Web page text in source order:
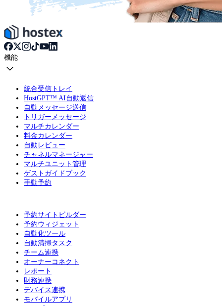
機能
統合受信トレイ
HostGPT™ AI自動返信
自動メッセージ送信
トリガーメッセージ
マルチカレンダー
料金カレンダー
自動レビュー
チャネルマネージャー
マルチユニット管理
ゲストガイドブック
手動予約
予約サイトビルダー
予約ウィジェット
自動化ツール
自動清掃タスク
チーム連携
オーナーコネクト
レポート
財務連携
デバイス連携
モバイルアプリ